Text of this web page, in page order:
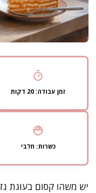
זמן עבודה: 20 דקות
כשרות: חלבי
יש משהו קסום בעוגת